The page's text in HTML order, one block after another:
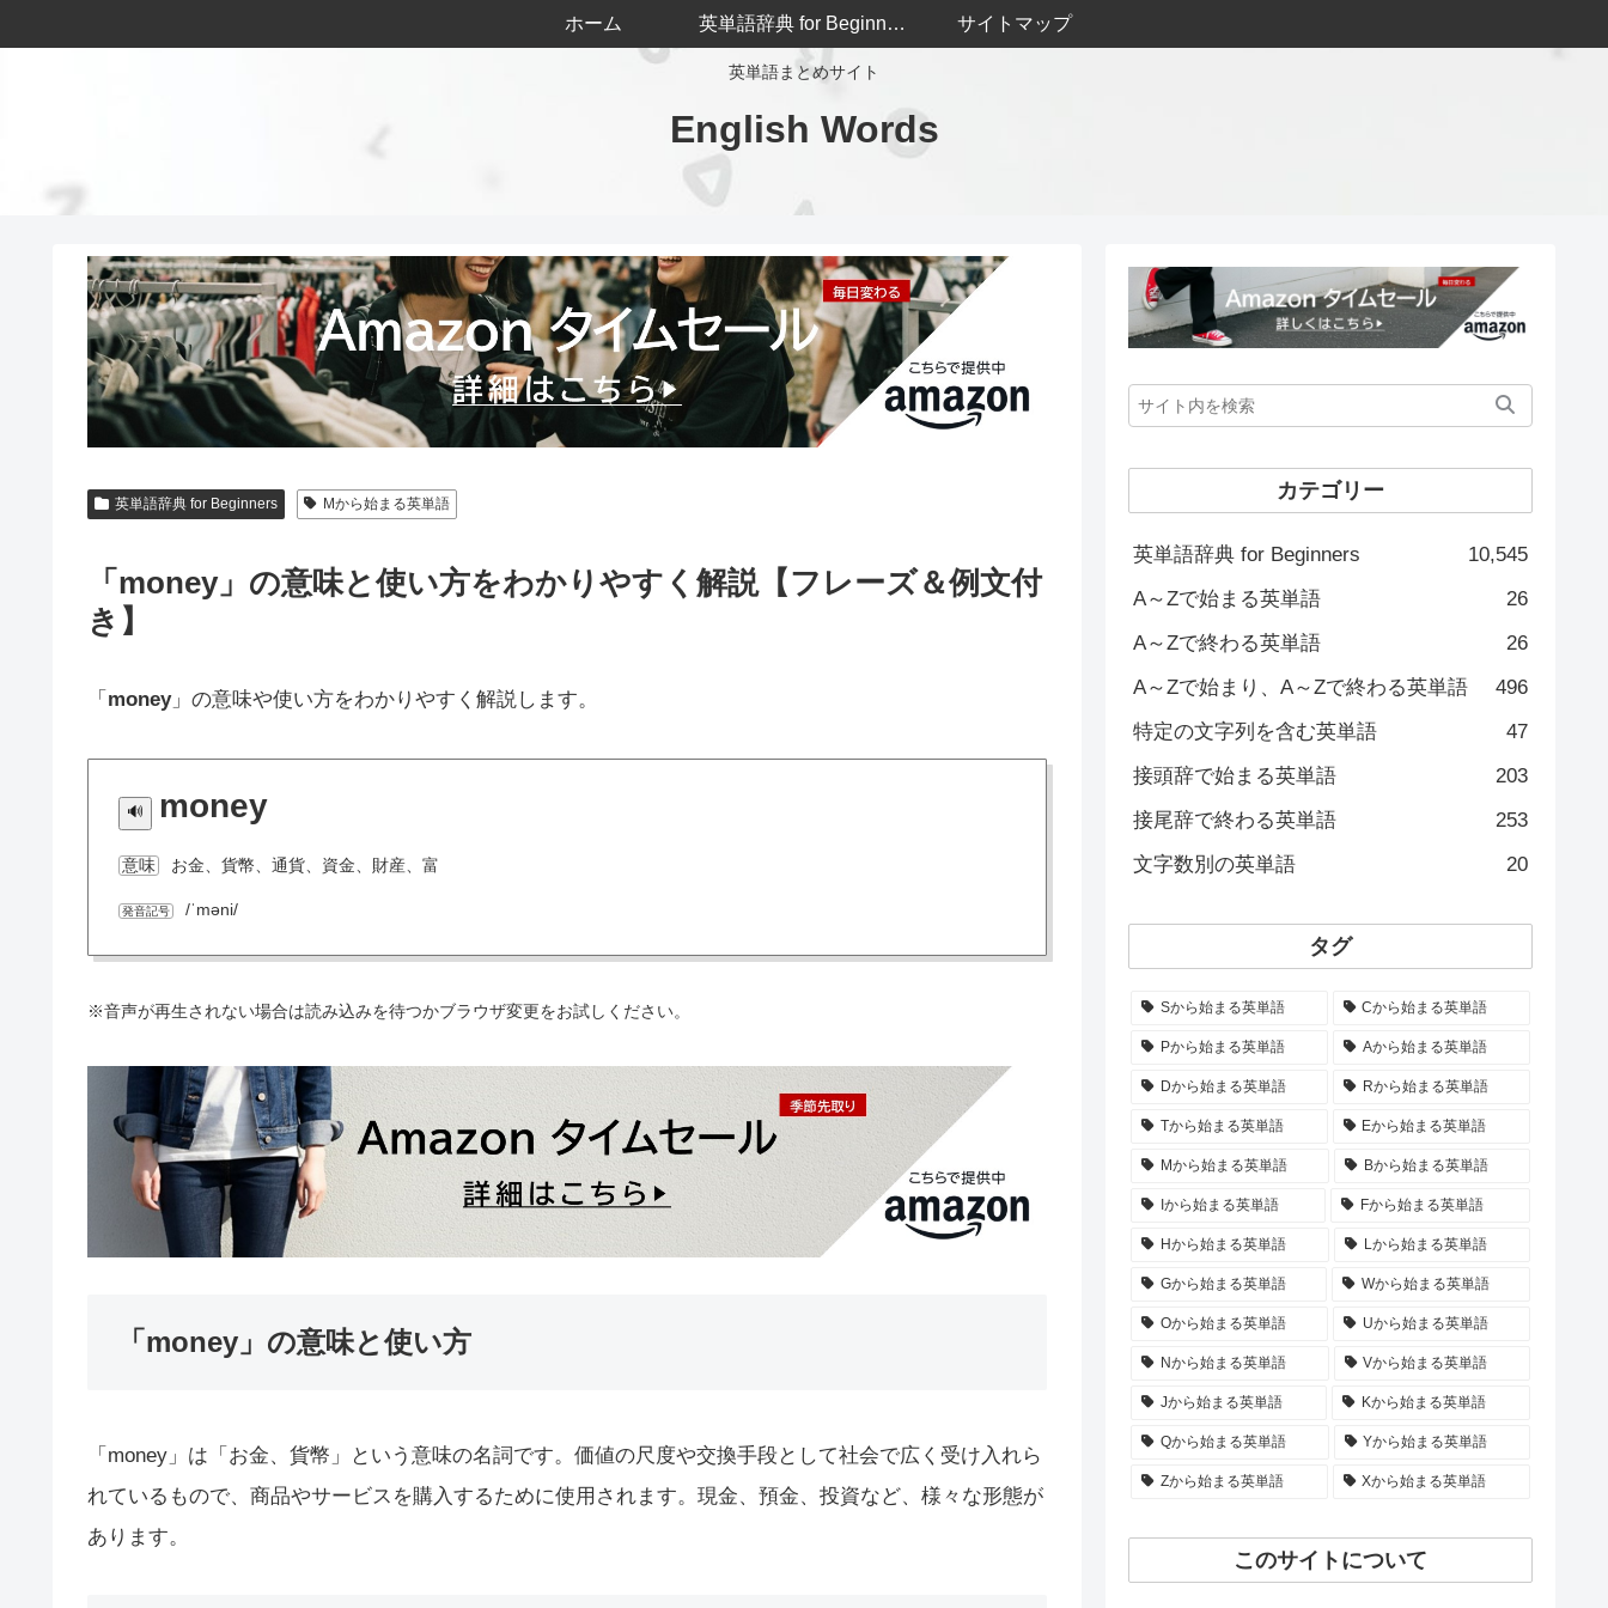
英単語まとめサイト
English Words
ホーム 英単語辞典 for Beginners サイトマップ
英単語辞典 for Beginners Mから始まる英単語
「money」の意味と使い方をわかりやすく解説【フレーズ＆例文付
き】
「 money」の意味や使い方をわかりやすく解説します。
money
意味 お金、貨幣、通貨、資金、財産、富
発音記号 /ˈməni/
※音声が再生されない場合は読み込みを待つかブラウザ変更をお試しください。
「money」の意味と使い方
「money」は「お金、貨幣」という意味の名詞です。価値の尺度や交換手段として社会で広く受け入れら
れているもので、商品やサービスを購入するために使用されます。現金、預金、投資など、様々な形態が
あります。
カテゴリー
英単語辞典 for Beginners
10,545
A～Zで始まる英単語
26
A～Zで終わる英単語
26
A～Zで始まり、A～Zで終わる英単語
496
特定の文字列を含む英単語
47
接頭辞で始まる英単語
203
接尾辞で終わる英単語
253
文字数別の英単語
20
タグ
Sから始まる英単語 Cから始まる英単語
Pから始まる英単語 Aから始まる英単語
Dから始まる英単語 Rから始まる英単語
Tから始まる英単語 Eから始まる英単語
Mから始まる英単語 Bから始まる英単語
Iから始まる英単語 Fから始まる英単語
Hから始まる英単語 Lから始まる英単語
Gから始まる英単語 Wから始まる英単語
Oから始まる英単語 Uから始まる英単語
Nから始まる英単語 Vから始まる英単語
Jから始まる英単語 Kから始まる英単語
Qから始まる英単語 Yから始まる英単語
Zから始まる英単語 Xから始まる英単語
このサイトについて